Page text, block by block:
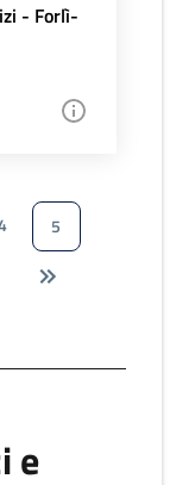
- Forlì-
5
e